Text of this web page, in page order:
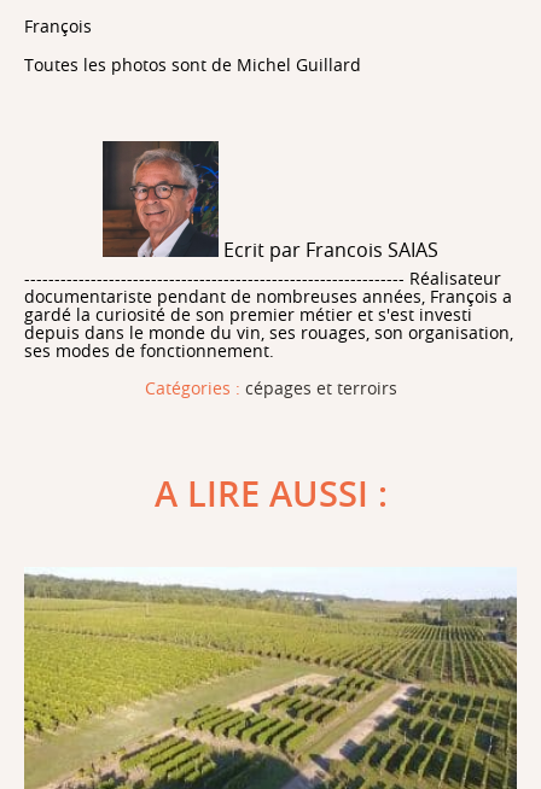
ensemble.
qu'on offre à la viticulture ce catalogue ou chaque
pépiniériste peut choisir selon ses besoins.
François
Toutes les photos sont de Michel Guillard
Ecrit par Francois SAIAS
--------------------------------------------------------------- Réalisateur
documentariste pendant de nombreuses années, François a
gardé la curiosité de son premier métier et s'est investi
depuis dans le monde du vin, ses rouages, son organisation,
ses modes de fonctionnement.
Catégories : cépages et terroirs
A LIRE AUSSI :